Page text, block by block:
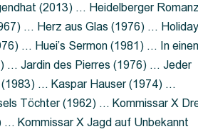
(2013) … Heidelberger
… Herz aus Glas (1976) …
… Huei’s Sermon (1981) … In
… Jardin des Pierres (1976) … Jeder
… Kaspar Hauser (1974) …
Töchter (1962) … Kommissar X
… Kommissar X Jagd auf Unbekannt